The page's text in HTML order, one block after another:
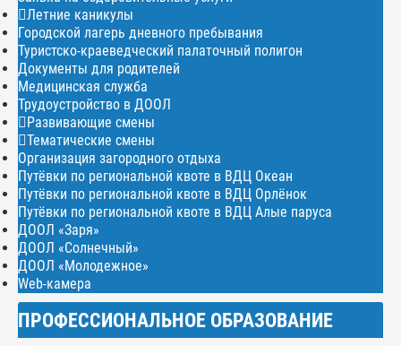
Летние каникулы
Городской лагерь дневного пребывания
Туристско-краеведческий палаточный полигон
Документы для родителей
Медицинская служба
Трудоустройство в ДООЛ
Развивающие смены
Тематические смены
Организация загородного отдыха
Путёвки по региональной квоте в ВДЦ Океан
Путёвки по региональной квоте в ВДЦ Орлёнок
Путёвки по региональной квоте в ВДЦ Алые паруса
ДООЛ «Заря»
ДООЛ «Солнечный»
ДООЛ «Молодежное»
Web-камера
ПРОФЕССИОНАЛЬНОЕ ОБРАЗОВАНИЕ